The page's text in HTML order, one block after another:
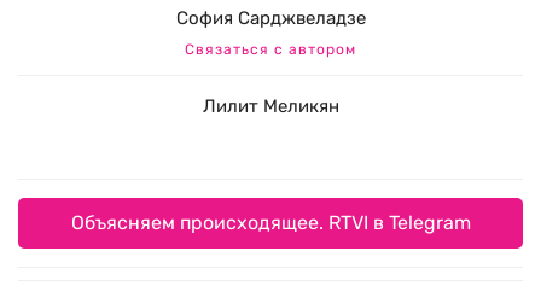
София Сарджвеладзе
Связаться с автором
Лилит Меликян
Объясняем происходящее. RTVI в Telegram